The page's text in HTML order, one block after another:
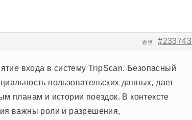
#233743
返信
входа в систему TripScan. Безопасный
пользовательских данных, дает
планам и истории поездок. В контексте
важны роли и разрешения,